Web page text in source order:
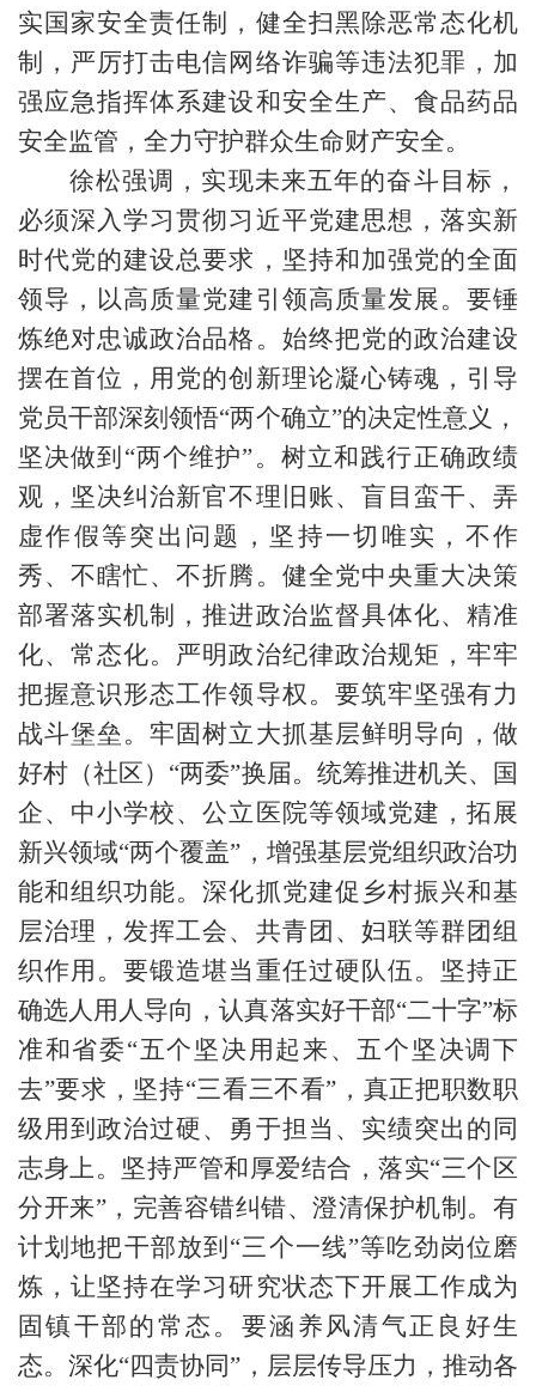
实国家安全责任制，健全扫黑除恶常态化机
制，严厉打击电信网络诈骗等违法犯罪，加
强应急指挥体系建设和安全生产、食品药品
安全监管，全力守护群众生命财产安全。
徐松强调，实现未来五年的奋斗目标，
必须深入学习贯彻习近平党建思想，落实新
时代党的建设总要求，坚持和加强党的全面
领导，以高质量党建引领高质量发展。要锤
炼绝对忠诚政治品格。始终把党的政治建设
摆在首位，用党的创新理论凝心铸魂，引导
党员干部深刻领悟“两个确立”的决定性意义，
坚决做到“两个维护”。树立和践行正确政绩
观，坚决纠治新官不理旧账、盲目蛮干、弄
虚作假等突出问题，坚持一切唯实，不作
秀、不瞎忙、不折腾。健全党中央重大决策
部署落实机制，推进政治监督具体化、精准
化、常态化。严明政治纪律政治规矩，牢牢
把握意识形态工作领导权。要筑牢坚强有力
战斗堡垒。牢固树立大抓基层鲜明导向，做
好村（社区）“两委”换届。统筹推进机关、国
企、中小学校、公立医院等领域党建，拓展
新兴领域“两个覆盖”，增强基层党组织政治功
能和组织功能。深化抓党建促乡村振兴和基
层治理，发挥工会、共青团、妇联等群团组
织作用。要锻造堪当重任过硬队伍。坚持正
确选人用人导向，认真落实好干部“二十字”标
准和省委“五个坚决用起来、五个坚决调下
去”要求，坚持“三看三不看”，真正把职数职
级用到政治过硬、勇于担当、实绩突出的同
志身上。坚持严管和厚爱结合，落实“三个区
分开来”，完善容错纠错、澄清保护机制。有
计划地把干部放到“三个一线”等吃劲岗位磨
炼，让坚持在学习研究状态下开展工作成为
固镇干部的常态。要涵养风清气正良好生
态。深化“四责协同”，层层传导压力，推动各